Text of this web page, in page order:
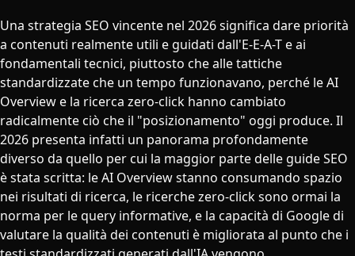
Una strategia SEO vincente nel 2026 significa dare priorità
a contenuti realmente utili e guidati dall'E-E-A-T e ai
fondamentali tecnici, piuttosto che alle tattiche
standardizzate che un tempo funzionavano, perché le AI
Overview e la ricerca zero-click hanno cambiato
radicalmente ciò che il "posizionamento" oggi produce. Il
2026 presenta infatti un panorama profondamente
diverso da quello per cui la maggior parte delle guide SEO
è stata scritta: le AI Overview stanno consumando spazio
nei risultati di ricerca, le ricerche zero-click sono ormai la
norma per le query informative, e la capacità di Google di
valutare la qualità dei contenuti è migliorata al punto che i